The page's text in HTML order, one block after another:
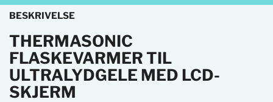
BESKRIVELSE
THERMASONIC
FLASKEVARMER TIL
ULTRALYDGELE MED LCD-
SKJERM